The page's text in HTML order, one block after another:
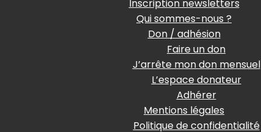
Inscription newsletters
Qui sommes-nous ?
Don / adhésion
Faire un don
J’arrête mon don mensuel
L’espace donateur
Adhérer
Mentions légales
Politique de confidentialité